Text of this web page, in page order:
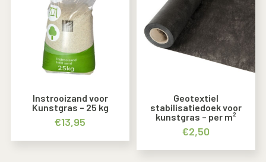
Instrooizand voor
Kunstgras – 25 kg
€13,95
Geotextiel
stabilisatiedoek voor
kunstgras – per m²
€2,50